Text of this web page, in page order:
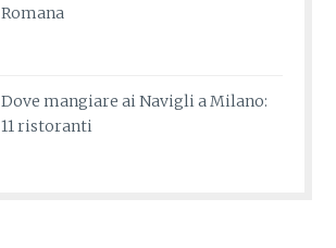
Romana
Dove mangiare ai Navigli a Milano:
11 ristoranti